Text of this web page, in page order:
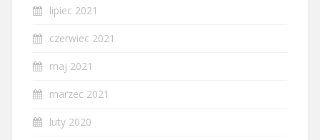
lipiec 2021
czerwiec 2021
maj 2021
marzec 2021
luty 2020